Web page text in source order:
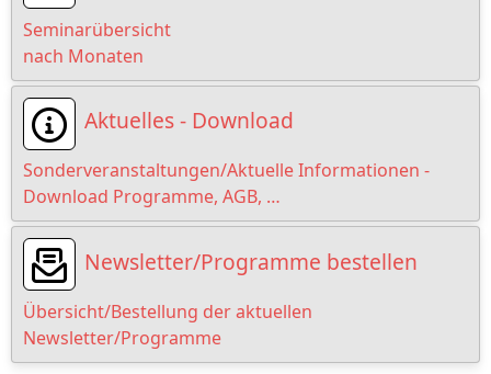
Loading
Loading
Seminarübersicht
nach Monaten
Aktuelles - Download
Sonderveranstaltungen/Aktuelle Informationen -
Download Programme, AGB, …
Newsletter/Programme bestellen
Übersicht/Bestellung der aktuellen
Newsletter/Programme